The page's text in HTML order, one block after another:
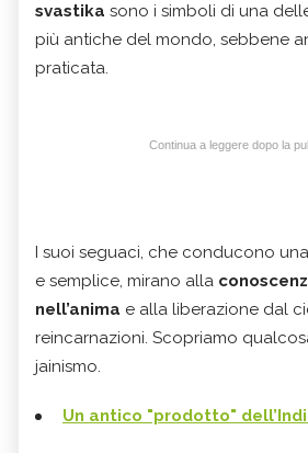
svastika sono i simboli di una
più antiche del mondo, sebbene
praticata.
Continua a leggere dopo la
I suoi seguaci, che conducono
e semplice, mirano alla
nell’anima e alla liberazione dal
reincarnazioni. Scopriamo
jainismo.
Un antico "prodotto"